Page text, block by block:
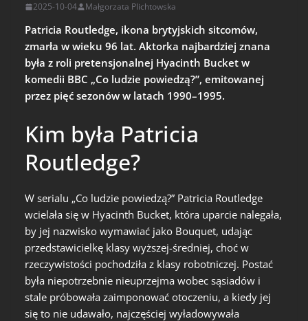
2025-10-04 Małgorzata Plichtowska
Patricia Routledge, ikona brytyjskich sitcomów,
zmarła w wieku 96 lat. Aktorka najbardziej znana
była z roli pretensjonalnej Hyacinth Bucket w
komedii BBC „Co ludzie powiedzą?”, emitowanej
przez pięć sezonów w latach 1990–1995.
Kim była Patricia
Routledge?
W serialu „Co ludzie powiedzą?” Patricia Routledge
wcielała się w Hyacinth Bucket, która uparcie nalegała,
by jej nazwisko wymawiać jako Bouquet, udając
przedstawicielkę klasy wyższej-średniej, choć w
rzeczywistości pochodziła z klasy robotniczej. Postać
była niepotrzebnie nieuprzejma wobec sąsiadów i
stale próbowała zaimponować otoczeniu, a kiedy jej
się to nie udawało, najczęściej wyładowywała